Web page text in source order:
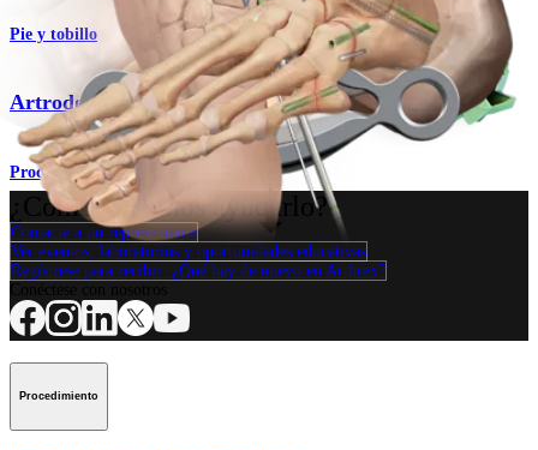
Pie y tobillo
Artrodesis triple (Artritis)
Procedimiento
¿Cómo podemos ayudarlo?
Contacte a un representante
Ver eventos, laboratorios y oportunidades educativas
Regístrese para recibir: ¿Qué hay de nuevo en Arthrex?
Procedimiento